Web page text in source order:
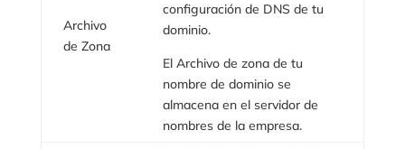
Archivo
de Zona
configuración de DNS de tu
dominio.
El Archivo de zona de tu
nombre de dominio se
almacena en el servidor de
nombres de la empresa.